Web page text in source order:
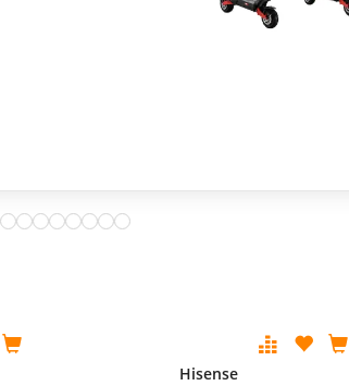
Hisense